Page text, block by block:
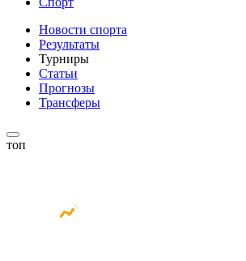
Новости спорта
Результаты
Турниры
Статьи
Прогнозы
Трансферы
топ